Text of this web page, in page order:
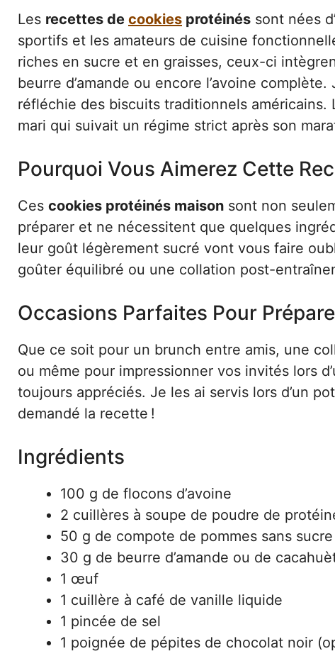
Les recettes de cookies protéinés sont nées
sportifs et les amateurs de cuisine
riches en sucre et en graisses, ceux-ci
beurre d’amande ou encore l’avoine
réfléchie des biscuits traditionnels américains.
mari qui suivait un régime strict après son
Pourquoi Vous Aimerez Cette
Ces cookies protéinés maison sont non
préparer et ne nécessitent que quelques
leur goût légèrement sucré vont vous faire
goûter équilibré ou une collation post-
Occasions Parfaites Pour
Que ce soit pour un brunch entre amis, une
ou même pour impressionner vos invités lors
toujours appréciés. Je les ai servis lors d’un
demandé la recette !
Ingrédients
100 g de flocons d’avoine
2 cuillères à soupe de poudre de
50 g de compote de pommes sans
30 g de beurre d’amande ou de
1 œuf
1 cuillère à café de vanille liquide
1 pincée de sel
1 poignée de pépites de chocolat noir